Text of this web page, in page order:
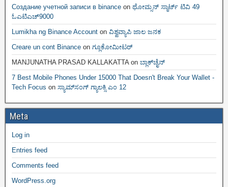
Создание учетной записи в binance on ಥೋಮ್ಸನ್ ಸ್ಮಾರ್ಟ್‌ ಟಿವಿ 49
ಓಎಟಿಎಚ್9000
Lumikha ng Binance Account on ವಿಶ್ವವ್ಯಾಪಿ ಜಾಲ ಜನಕ
Creare un cont Binance on ಗ್ಲೂಕೋಮೀಟರ್
MANJUNATHA PRASAD KALLAKATTAon ಬ್ಲಾಕ್‌ಚೈನ್‌
7 Best Mobile Phones Under 15000 That Doesn't Break Your Wallet -
Tech Focus on ಸ್ಯಾಮ್‌ಸಂಗ್ ಗ್ಯಾಲಕ್ಸಿ ಎಂ 12
Meta
Log in
Entries feed
Comments feed
WordPress.org